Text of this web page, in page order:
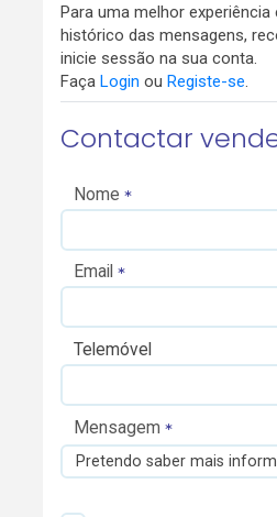
Para uma melhor
histórico das mensagens,
inicie sessão na sua conta.
Faça Login ou Registe-se.
Contactar
Nome
Email
Telemóvel
Mensagem
Pretendo saber mais